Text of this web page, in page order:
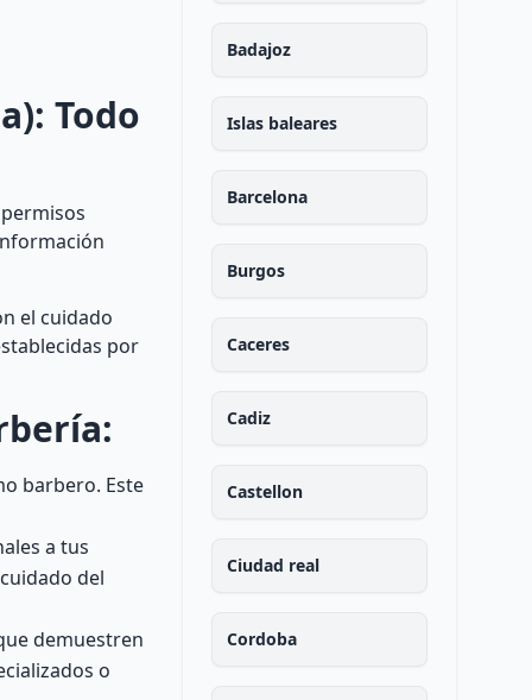
Todo
el cuidado
por
barbero. Este
a tus
del
demuestren
o
Badajoz
Islas baleares
Barcelona
Burgos
Caceres
Cadiz
Castellon
Ciudad real
Cordoba